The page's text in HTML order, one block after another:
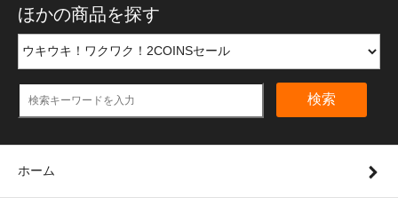
ほかの商品を探す
検索
ホーム